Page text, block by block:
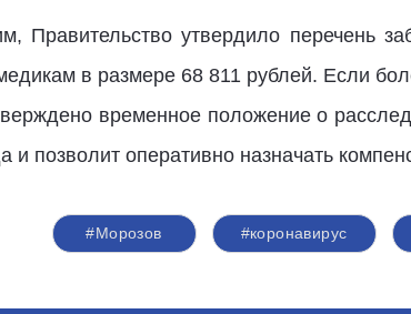
Правительство утвердило перечень
в размере 68 811 рублей. Если
временное положение о
и позволит оперативно назначать
#Морозов #коронавирус